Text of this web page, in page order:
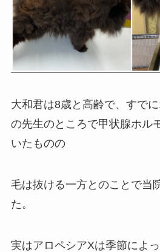
大和君は8歳と高齢で、すで
の先生のところで甲状腺ホル
いたものの
毛は抜ける一方とのことで当
た。
実はアロペシアXは季節によ